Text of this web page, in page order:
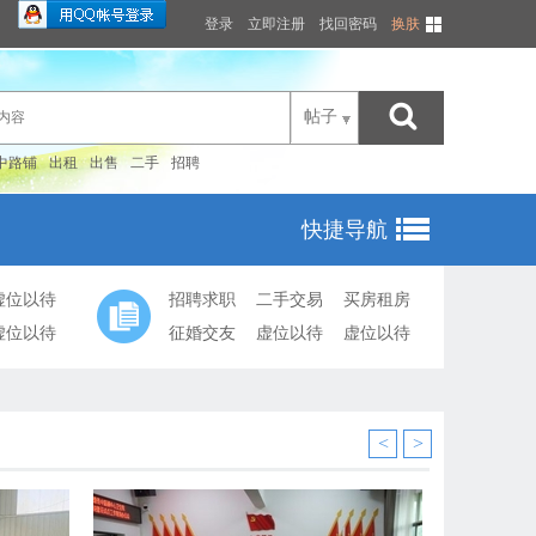
登录 立即注册 找回密码 换肤
帖子
路铺 出租 出售 二手 招聘
快捷导航
位以待
位以待
招聘求职 二手交易
买房租房
征婚交友
虚位以待 虚位以待
< >